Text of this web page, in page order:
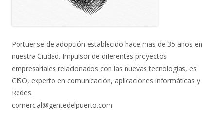
Portuense de adopción establecido hace mas de 35 años en
nuestra Ciudad. Impulsor de diferentes proyectos
empresariales relacionados con las nuevas tecnologías, es
CISO, experto en comunicación, aplicaciones informáticas y
Redes.
comercial@gentedelpuerto.com